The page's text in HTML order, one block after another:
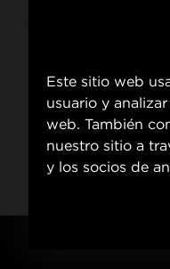
Este sitio web
usuario y
web. También
nuestro sitio a
y los socios de